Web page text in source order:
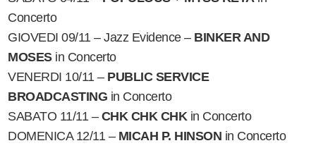
Concerto
GIOVEDI 09/11 – Jazz Evidence – BINKER AND
MOSESin Concerto
VENERDI 10/11 – PUBLIC SERVICE
BROADCASTING in Concerto
SABATO 11/11 – CHK CHK CHKin Concerto
DOMENICA 12/11 – MICAH P. HINSON in Concerto